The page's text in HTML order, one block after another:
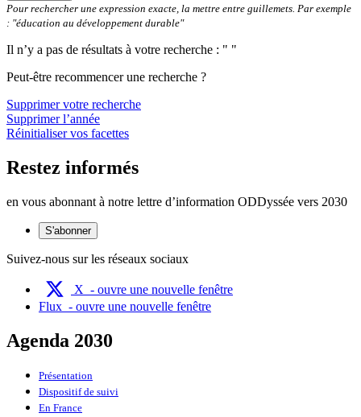
Pour rechercher une expression exacte, la mettre entre guillemets. Par exemple
: "éducation au développement durable"
Il n’y a pas de résultats à votre recherche : " "
Peut-être recommencer une recherche ?
Supprimer votre recherche
Supprimer l’année
Réinitialiser vos facettes
Restez informés
en vous abonnant à notre lettre d’information ODDyssée vers 2030
S'abonner
Suivez-nous sur les réseaux sociaux
X - ouvre une nouvelle fenêtre
Flux - ouvre une nouvelle fenêtre
Agenda 2030
Présentation
Dispositif de suivi
En France